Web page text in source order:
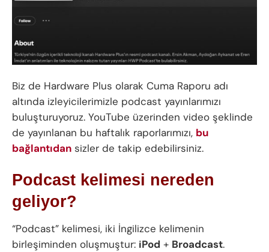
Biz de Hardware Plus olarak Cuma Raporu adı
altında izleyicilerimizle podcast yayınlarımızı
buluşturuyoruz. YouTube üzerinden video şeklinde
de yayınlanan bu haftalık raporlarımızı, bu
bağlantıdan sizler de takip edebilirsiniz.
Podcast kelimesi nereden
geliyor?
“Podcast” kelimesi, iki İngilizce kelimenin
birleşiminden oluşmuştur: iPod + Broadcast.